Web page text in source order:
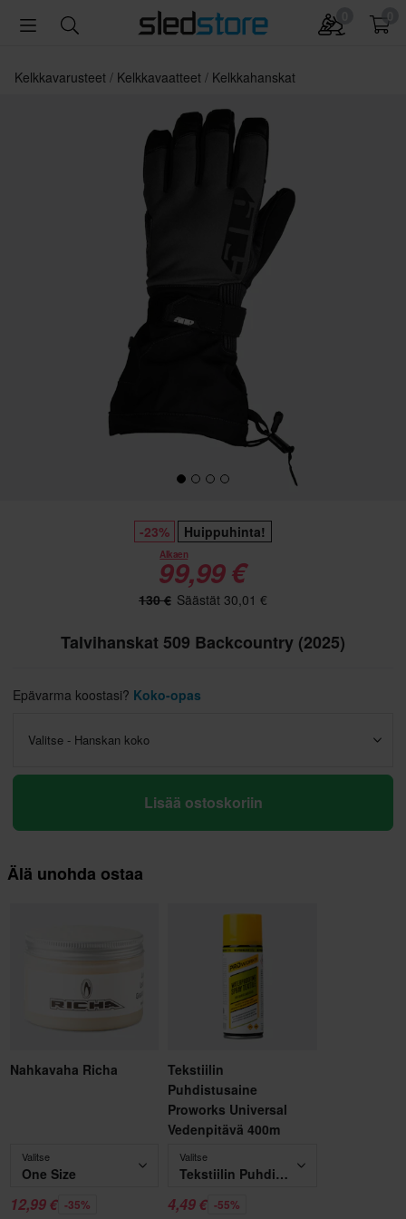
Kelkkavarusteet Kelkkavaatteet Kelkkahanskat
-23% Huippuhinta!
Alkaen
99,99 €
130 € Säästät 30,01 €
Talvihanskat 509 Backcountry (2025)
Epävarma koostasi? Koko-opas
Valitse - Hanskan koko
Lisää ostoskoriin
Älä unohda ostaa
Nahkavaha Richa
Valitse
One Size
12,99 € -35%
Tekstiilin
Puhdistusaine
Proworks Universal
Vedenpitävä 400m
Valitse
Tekstiilin Puhdistusaine Proworks Universal Vedenpitävä 400m
4,49 € -55%